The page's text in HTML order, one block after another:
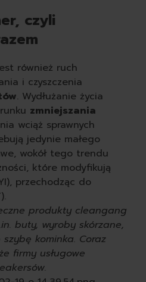
czyli
również ruch
i czyszczenia
. Wydłużanie życia
zmniejszania
wciąż sprawnych
jedynie małego
wokół tego trendu
które modyfikują
przechodząc do
produkty cleangang
buty, wyroby skórzane,
kominka. Coraz
firmy usługowe